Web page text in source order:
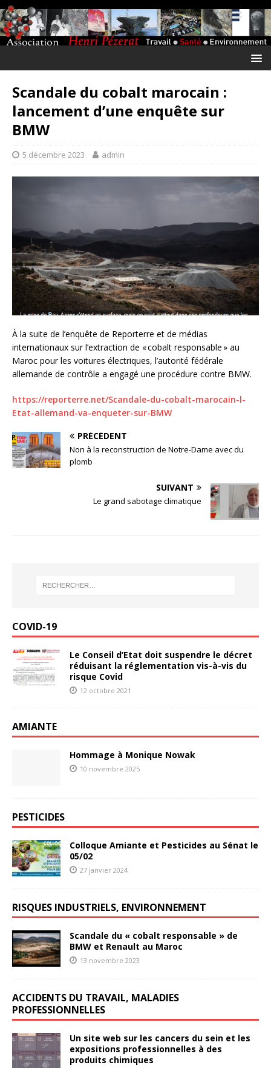
Scandale du cobalt marocain :
lancement d’une enquête sur
BMW
5 décembre 2023 admin
À la suite de l’enquête de Reporterre et de médias
internationaux sur l’extraction de «cobalt responsable » au
Maroc pour les voitures électriques, l’autorité fédérale
allemande de contrôle a engagé une procédure contre BMW.
https://reporterre.net/Scandale-du-cobalt-marocain-l-
Etat-allemand-va-enqueter-sur-BMW
PRÉCÉDENT
Non à la reconstruction de Notre-Dame avec du
plomb
SUIVANT
Le grand sabotage climatique
COVID-19
Le Conseil d’Etat doit suspendre le décret
réduisant la réglementation vis-à-vis du
risque Covid
12 octobre 2021
AMIANTE
Hommage à Monique Nowak
10 novembre 2025
PESTICIDES
Colloque Amiante et Pesticides au Sénat le
05/02
27 janvier 2024
RISQUES INDUSTRIELS, ENVIRONNEMENT
Scandale du « cobalt responsable » de
BMW et Renault au Maroc
13 novembre 2023
ACCIDENTS DU TRAVAIL, MALADIES
PROFESSIONNELLES
Un site web sur les cancers du sein et les
expositions professionnelles à des
produits chimiques